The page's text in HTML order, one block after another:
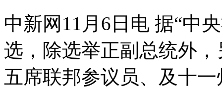
中新网11月6日电 据“中
选，除选举正副总统外
五席联邦参议员、及十